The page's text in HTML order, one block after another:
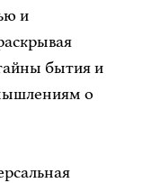
и
бытия и
о